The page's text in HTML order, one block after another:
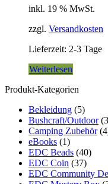
inkl. 19 % MwSt.
zzgl. Versandkosten
Lieferzeit: 2-3 Tage
Weiterlesen
Produkt-Kategorien
Bekleidung (5)
Bushcraft/Outdoor
Camping Zubehör
eBooks (1)
EDC Beads (40)
EDC Coin (37)
EDC Community